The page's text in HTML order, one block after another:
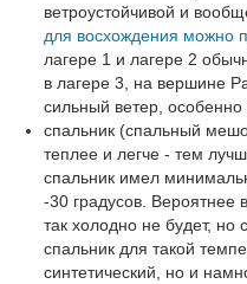
ветроустойчивой и
для восхождения можно
лагере 1 и лагере 2
в лагере 3, на вершине
сильный ветер,
спальник (спальный
теплее и легче - тем
спальник имел
-30 градусов. Вероятнее
так холодно не будет, но
спальник для такой
синтетический, но и